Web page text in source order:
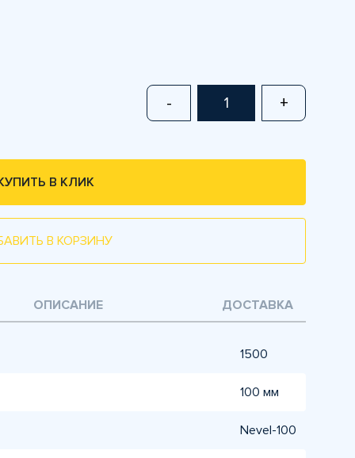
- +
В КЛИК
В КОРЗИНУ
ОПИСАНИЕ ДОСТАВКА
1500
100 мм
Nevel-100